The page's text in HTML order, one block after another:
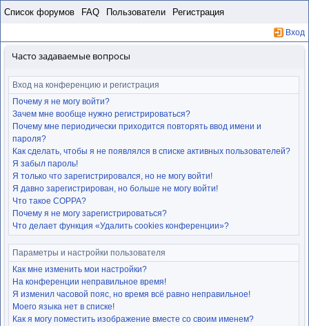
Список форумов FAQ Пользователи Регистрация
Вход
Часто задаваемые вопросы
Вход на конференцию и регистрация
Почему я не могу войти?
Зачем мне вообще нужно регистрироваться?
Почему мне периодически приходится повторять ввод имени и
пароля?
Как сделать, чтобы я не появлялся в списке активных пользователей?
Я забыл пароль!
Я только что зарегистрировался, но не могу войти!
Я давно зарегистрирован, но больше не могу войти!
Что такое COPPA?
Почему я не могу зарегистрироваться?
Что делает функция «Удалить cookies конференции»?
Параметры и настройки пользователя
Как мне изменить мои настройки?
На конференции неправильное время!
Я изменил часовой пояс, но время всё равно неправильное!
Моего языка нет в списке!
Как я могу поместить изображение вместе со своим именем?